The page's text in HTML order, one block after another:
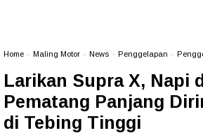
Home Maling Motor News Penggelapan
Larikan Supra X, Napi
Pematang Panjang
di Tebing Tinggi